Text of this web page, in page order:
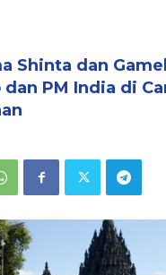
Shinta dan
dan PM India di